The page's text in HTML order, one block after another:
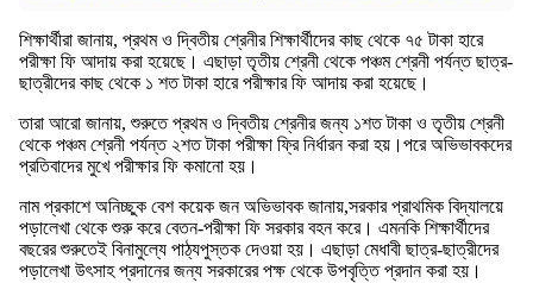
শিক্ষার্থীরা জানায়, প্রথম ও দ্বিতীয় শ্রেনীর শিক্ষার্থীদের কাছ থেকে ৭৫ টাকা হারে
পরীক্ষা ফি আদায় করা হয়েছে। এছাড়া তৃতীয় শ্রেনী থেকে পঞ্চম শ্রেনী পর্যন্ত ছাত্র-
ছাত্রীদের কাছ থেকে ১ শত টাকা হারে পরীক্ষার ফি আদায় করা হয়েছে।
তারা আরো জানায়, শুরুতে প্রথম ও দ্বিতীয় শ্রেনীর জন্য ১শত টাকা ও তৃতীয় শ্রেনী
থেকে পঞ্চম শ্রেনী পর্যন্ত ২শত টাকা পরীক্ষা ফ্রি নির্ধারন করা হয়।পরে অভিভাবকদের
প্রতিবাদের মুখে পরীক্ষার ফি কমানো হয়।
নাম প্রকাশে অনিচ্ছুক বেশ কয়েক জন অভিভাবক জানায়,সরকার প্রাথমিক বিদ্যালয়ে
পড়ালেখা থেকে শুরু করে বেতন-পরীক্ষা ফি সরকার বহন করে। এমনকি শিক্ষার্থীদের
বছরের শুরুতেই বিনামুল্যে পাঠ্যপুস্তক দেওয়া হয়। এছাড়া মেধাবী ছাত্র-ছাত্রীদের
পড়ালেখা উৎসাহ প্রদানের জন্য সরকারের পক্ষ থেকে উপবৃত্তি প্রদান করা হয়।